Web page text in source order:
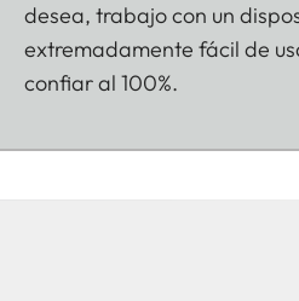
desea, trabajo con un
extremadamente fácil de
confiar al 100%.